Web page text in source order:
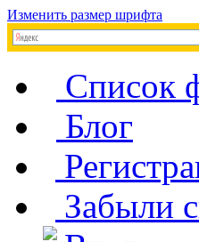
Изменить размер шрифта
Список
Блог
Забыли